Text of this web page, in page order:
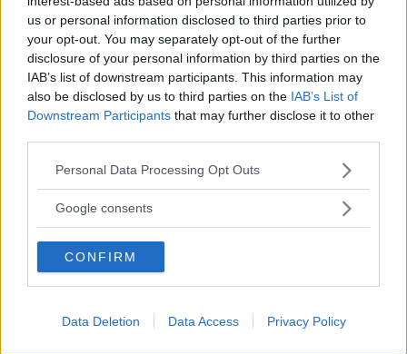
us or personal information disclosed to third parties prior to
your opt-out. You may separately opt-out of the further
disclosure of your personal information by third parties on the
IAB’s list of downstream participants. This information may
also be disclosed by us to third parties on the IAB’s List of
Downstream Participants that may further disclose it to other
Please note that this website/app uses one or more Google
not limited to your visit or usage behaviour. You may click to
use your data for below specified purposes in below Google
consent section.
Personal Data Processing Opt Outs
Google consents
CONFIRM
Data Deletion Data Access Privacy Policy
DOSI PER 4 PERSONE
INGREDIENTI
4 melanzane di 200-250 g. l’una
500 g. di cipolle affettate
300 g. di polpa di pomodoro
4 spicchi d’aglio tritato
½ cucchiaino di zucchero
8 cucchiaiate d’olio d’oliva
4 peperoncini verdi freschi puliti senza semi e
nervature e tagliati a pezzetti
2 cucchiaiate abbondanti di prezzemolo
sale – pepe